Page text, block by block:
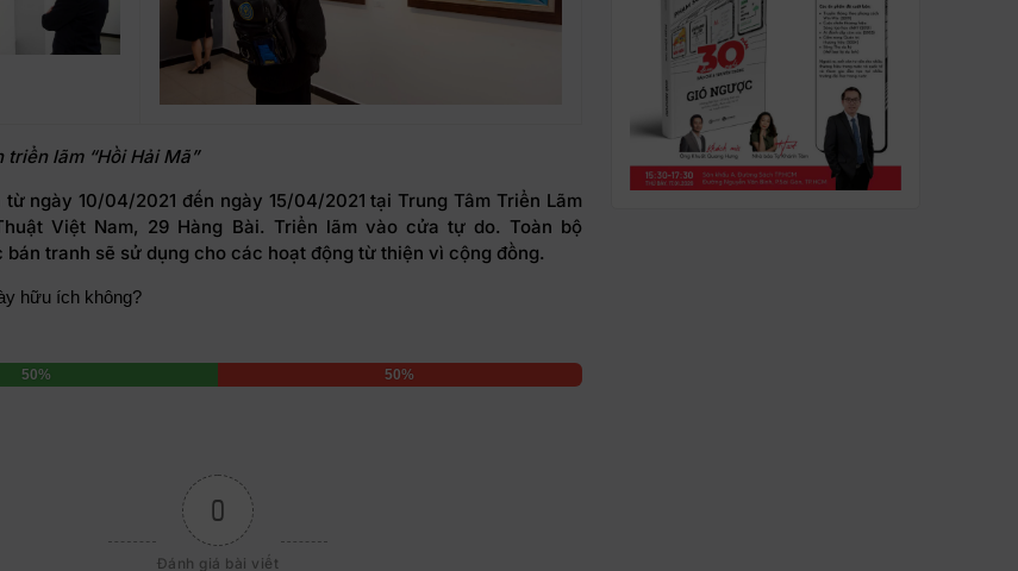
triển lãm “Hồi Hải Mã”
ngày 10/04/2021 đến ngày 15/04/2021 tại Trung Tâm Triển Lãm
Việt Nam, 29 Hàng Bài. Triển lãm vào cửa tự do. Toàn bộ
bán tranh sẽ sử dụng cho các hoạt động từ thiện vì cộng đồng.
hữu ích không?
50% 50%
0
Đánh giá bài viết